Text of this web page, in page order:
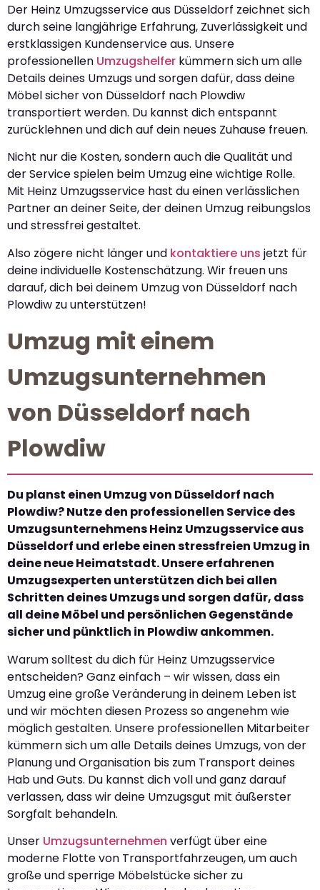
Der Heinz Umzugsservice aus Düsseldorf zeichnet sich
durch seine langjährige Erfahrung, Zuverlässigkeit und
erstklassigen Kundenservice aus. Unsere
professionellen Umzugshelfer kümmern sich um alle
Details deines Umzugs und sorgen dafür, dass deine
Möbel sicher von Düsseldorf nach Plowdiw
transportiert werden. Du kannst dich entspannt
zurücklehnen und dich auf dein neues Zuhause freuen.
Nicht nur die Kosten, sondern auch die Qualität und
der Service spielen beim Umzug eine wichtige Rolle.
Mit Heinz Umzugsservice hast du einen verlässlichen
Partner an deiner Seite, der deinen Umzug reibungslos
und stressfrei gestaltet.
Also zögere nicht länger und kontaktiere uns jetzt für
deine individuelle Kostenschätzung. Wir freuen uns
darauf, dich bei deinem Umzug von Düsseldorf nach
Plowdiw zu unterstützen!
Umzug mit einem
Umzugsunternehmen
von Düsseldorf nach
Plowdiw
Du planst einen Umzug von Düsseldorf nach
Plowdiw? Nutze den professionellen Service des
Umzugsunternehmens Heinz Umzugsservice aus
Düsseldorf und erlebe einen stressfreien Umzug in
deine neue Heimatstadt. Unsere erfahrenen
Umzugsexperten unterstützen dich bei allen
Schritten deines Umzugs und sorgen dafür, dass
all deine Möbel und persönlichen Gegenstände
sicher und pünktlich in Plowdiw ankommen.
Warum solltest du dich für Heinz Umzugsservice
entscheiden? Ganz einfach – wir wissen, dass ein
Umzug eine große Veränderung in deinem Leben ist
und wir möchten diesen Prozess so angenehm wie
möglich gestalten. Unsere professionellen Mitarbeiter
kümmern sich um alle Details deines Umzugs, von der
Planung und Organisation bis zum Transport deines
Hab und Guts. Du kannst dich voll und ganz darauf
verlassen, dass wir deine Umzugsgut mit äußerster
Sorgfalt behandeln.
Unser Umzugsunternehmen verfügt über eine
moderne Flotte von Transportfahrzeugen, um auch
große und sperrige Möbelstücke sicher zu